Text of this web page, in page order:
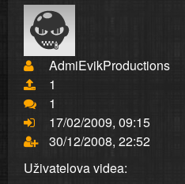
AdmiEvikProductions
1
1
17/02/2009, 09:15
30/12/2008, 22:52
Uživatelova videa: